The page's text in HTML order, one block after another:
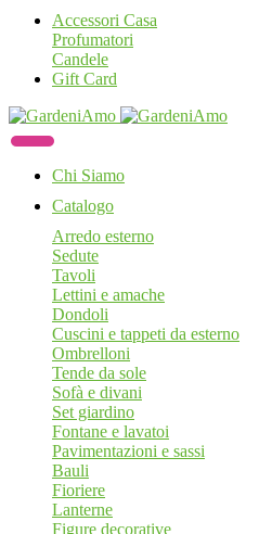
Accessori Casa
Profumatori
Candele
Gift Card
Chi Siamo
Catalogo
Arredo esterno
Sedute
Tavoli
Lettini e amache
Dondoli
Cuscini e tappeti da esterno
Ombrelloni
Tende da sole
Sofà e divani
Set giardino
Fontane e lavatoi
Pavimentazioni e sassi
Bauli
Fioriere
Lanterne
Figure decorative